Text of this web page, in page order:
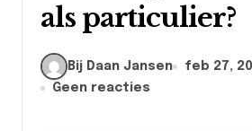
als particulier?
Bij Daan Jansen
feb 27,
Geen reacties